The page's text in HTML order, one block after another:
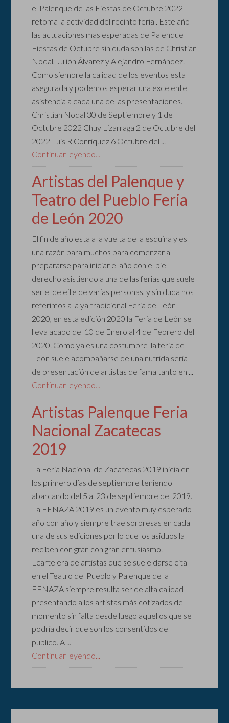
el Palenque de las Fiestas de Octubre 2022
retoma la actividad del recinto ferial. Este año
las actuaciones mas esperadas de Palenque
Fiestas de Octubre sin duda son las de Christian
Nodal, Julión Álvarez y Alejandro Fernández.
Como siempre la calidad de los eventos esta
asegurada y podemos esperar una excelente
asistencia a cada una de las presentaciones.
Christian Nodal 30 de Septiembre y 1 de
Octubre 2022 Chuy Lizarraga 2 de Octubre del
2022 Luis R Conriquez 6 Octubre del ...
Continuar leyendo...
Artistas del Palenque y
Teatro del Pueblo Feria
de León 2020
El fin de año esta a la vuelta de la esquina y es
una razón para muchos para comenzar a
prepararse para iniciar el año con el pie
derecho asistiendo a una de las ferias que suele
ser el deleite de varias personas, y sin duda nos
referimos a la ya tradicional Feria de León
2020, en esta edición 2020 la Feria de León se
lleva acabo del 10 de Enero al 4 de Febrero del
2020. Como ya es una costumbre la feria de
León suele acompañarse de una nutrida seria
de presentación de artistas de fama tanto en ...
Continuar leyendo...
Artistas Palenque Feria
Nacional Zacatecas
2019
La Feria Nacional de Zacatecas 2019 inicia en
los primero días de septiembre teniendo
abarcando del 5 al 23 de septiembre del 2019.
La FENAZA 2019 es un evento muy esperado
año con año y siempre trae sorpresas en cada
una de sus ediciones por lo que los asiduos la
reciben con gran con gran entusiasmo.
Lcartelera de artistas que se suele darse cita
en el Teatro del Pueblo y Palenque de la
FENAZA siempre resulta ser de alta calidad
presentando a los artistas más cotizados del
momento sin falta desde luego aquellos que se
podría decir que son los consentidos del
publico. A ...
Continuar leyendo...